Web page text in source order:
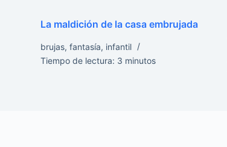
La maldición de la casa embrujada
brujas,fantasía, infantil
Tiempo de lectura: 3 minutos